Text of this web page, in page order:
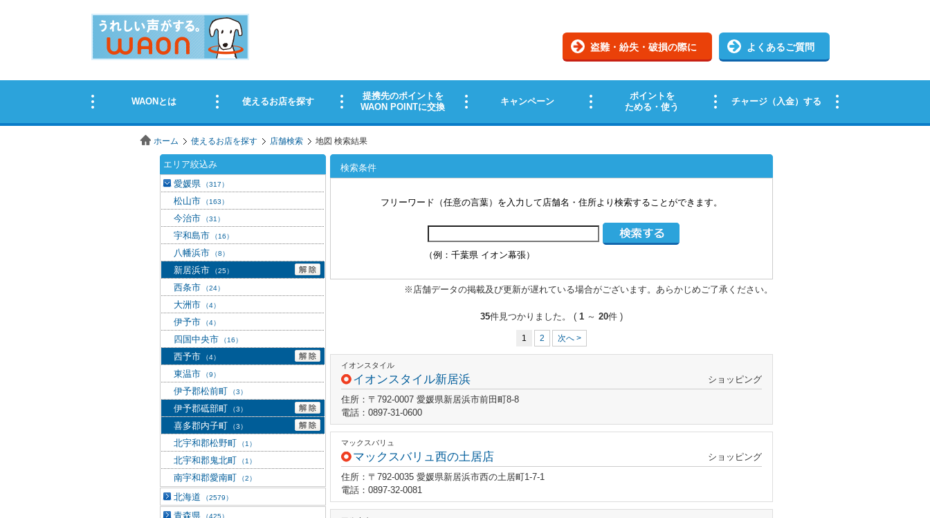
ホーム 使えるお店を探す 店舗検索 地図 検索結果
検索条件
フリーワード（任意の言葉）を入力して店舗名・住所より検索することができます。
（例：千葉県 イオン幕張）
※店舗データの掲載及び更新が遅れている場合がございます。あらかじめご了承ください。
35件見つかりました。 ( 1 ～ 20件 )
1 2 次へ >
イオンスタイル
イオンスタイル新居浜
ショッピング
住所：〒792-0007 愛媛県新居浜市前田町8-8
電話：0897-31-0600
マックスバリュ
マックスバリュ西の土居店
ショッピング
住所：〒792-0035 愛媛県新居浜市西の土居町1-7-1
電話：0897-32-0081
エリア絞込み
愛媛県
（317）
松山市 （163）
今治市 （31）
宇和島市 （16）
八幡浜市 （8）
新居浜市 （25）
西条市 （24）
大洲市 （4）
伊予市 （4）
四国中央市 （16）
西予市 （4）
東温市 （9）
伊予郡松前町 （3）
伊予郡砥部町 （3）
喜多郡内子町 （3）
北宇和郡松野町 （1）
北宇和郡鬼北町 （1）
南宇和郡愛南町 （2）
北海道 （2579）
青森県 （425）